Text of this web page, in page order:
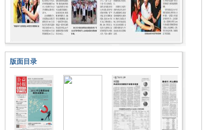
版面目录